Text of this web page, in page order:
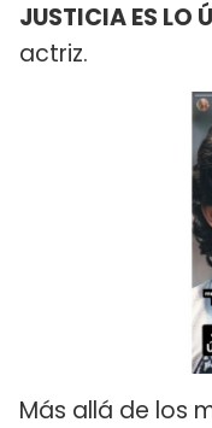
JUSTICIA ES LO
actriz.
Más allá de los